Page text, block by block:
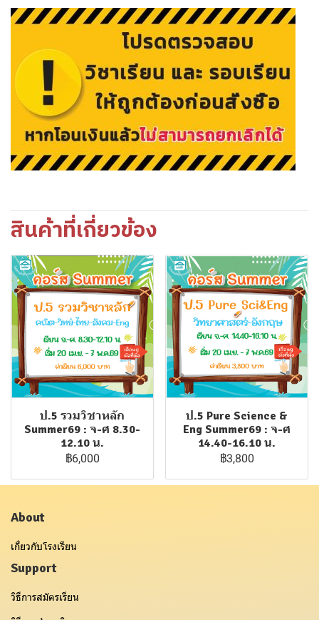
สินค้าที่เกี่ยวข้อง
ป.5 รวมวิชาหลัก
Summer69 : จ-ศ 8.30-
12.10 น.
฿6,000
ป.5 Pure Science &
Eng Summer69 : จ-ศ
14.40-16.10 น.
฿3,800
About
เกี่ยวกับโรงเรียน
Support
วิธีการสมัครเรียน